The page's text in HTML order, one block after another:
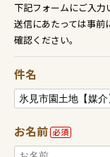
下記フォームにご入力
送信にあたっては事前
確認ください。
件名
お名前 必須